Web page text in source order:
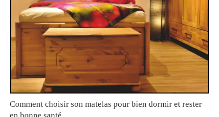
Comment choisir son matelas pour bien dormir et rester